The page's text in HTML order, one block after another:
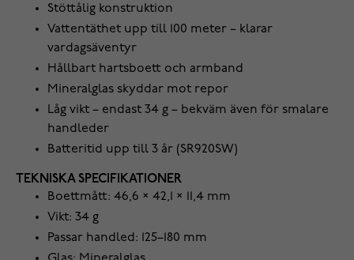
Stöttålig konstruktion
Vattentäthet upp till 100 meter – klarar
vardagsäventyr
Hållbart hartsboett och armband
Mineralglas skyddar mot repor
Låg vikt – endast 34 g – bekväm även för smalare
handleder
Batteritid upp till 3 år (SR920SW)
TEKNISKA SPECIFIKATIONER
Boettmått: 46,6 × 42,1 × 11,4 mm
Vikt: 34 g
Passar handled: 125–180 mm